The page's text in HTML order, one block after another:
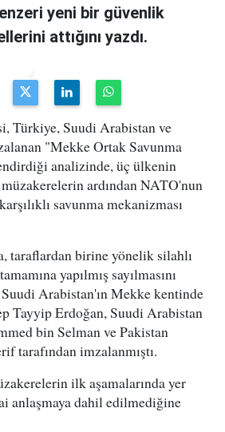
yeni bir güvenlik
attığını yazdı.
Türkiye, Suudi Arabistan ve
"Mekke Ortak Savunma
analizinde, üç ülkenin
ardından NATO'nun
savunma mekanizması
taraflardan birine yönelik silahlı
yapılmış sayılmasını
Arabistan'ın Mekke kentinde
Tayyip Erdoğan, Suudi Arabistan
bin Selman ve Pakistan
tarafından imzalanmıştı.
ilk aşamalarında yer
anlaşmaya dahil edilmediğine